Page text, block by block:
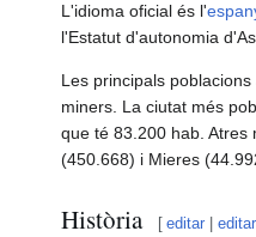
L'idioma oficial és l'
l'Estatut d'autonomia
Les principals
miners. La ciutat més
que té 83.200 hab. Atres
(450.668) i Mieres
Història [ editar |